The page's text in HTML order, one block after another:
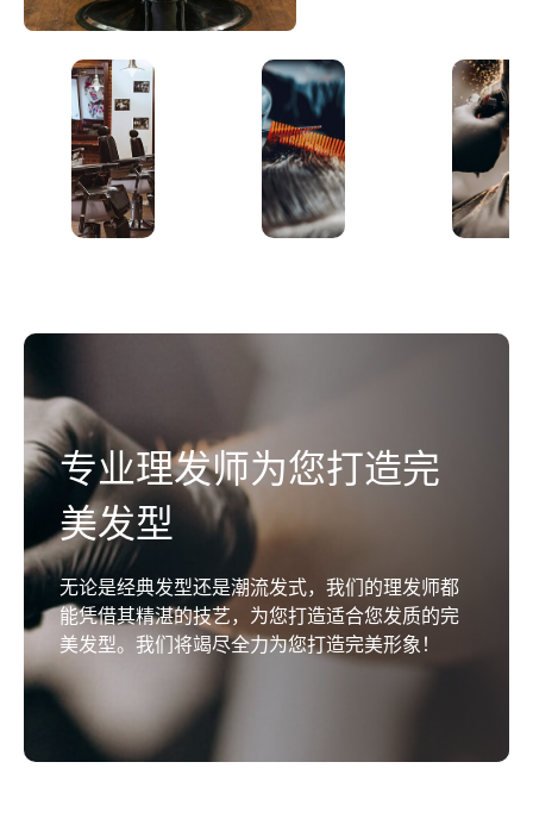
专业理发师为您打造完
美发型
无论是经典发型还是潮流发式，我们的理发师都
能凭借其精湛的技艺，为您打造适合您发质的完
美发型。我们将竭尽全力为您打造完美形象！
放松美发体验
除了优质的服务，您还可以在此享受轻松愉快的
氛围。我们的理发店是您摆脱日常喧嚣、享受放
松时光的理想去处。